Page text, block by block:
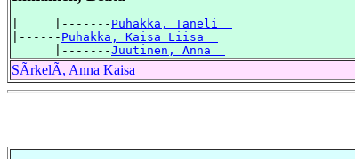
|     |------- Puhakka, Taneli
|------ Puhakka, Kaisa Liisa
      |-------
Juutinen, Anna
SÃrkelÃ, Anna Kaisa